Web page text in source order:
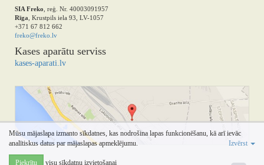
Mūsu mājaslapa izmanto sīkdatnes, kas nodrošina lapas funkcionēšanu, kā arī ievāc
analītiskus datus par mājaslapas apmeklējumu.
Izvērst
Piekrītu visu sīkdatņu izvietošanai
SIA Freko , reģ. Nr. 40003091957
Rīga , Krustpils iela 93, LV-1057
+371 67 812 662
freko@freko.lv
Kases aparātu serviss
kases-aparati.lv